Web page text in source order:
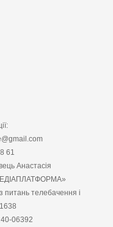
61
Анастасія
питань телебачення і
06392